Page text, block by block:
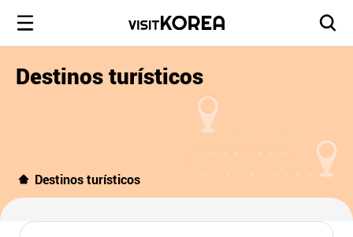
Destinos turísticos
Destinos turísticos